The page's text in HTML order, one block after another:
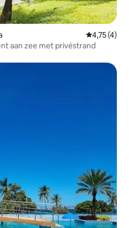
4,75 (4)
aan zee met privéstrand